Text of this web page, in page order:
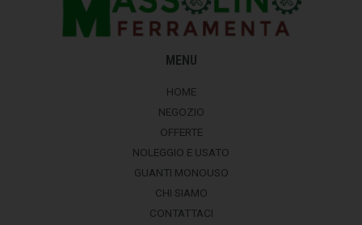
MENU
HOME
NEGOZIO
OFFERTE
NOLEGGIO E USATO
GUANTI MONOUSO
CHI SIAMO
CONTATTACI